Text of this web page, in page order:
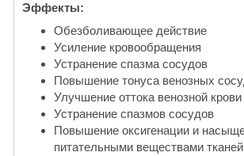
Эффекты:
Обезболивающее действие
Усиление кровообращения
Устранение спазма сосудов
Повышение тонуса венозных
Улучшение оттока венозной крови
Устранение спазмов сосудов
Повышение оксигенации и
питательными веществами тканей